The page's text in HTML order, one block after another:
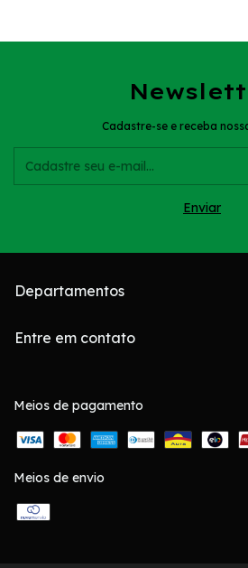
Cadastre-se e receba
Departamentos
Entre em contato
Meios de pagamento
Meios de envio